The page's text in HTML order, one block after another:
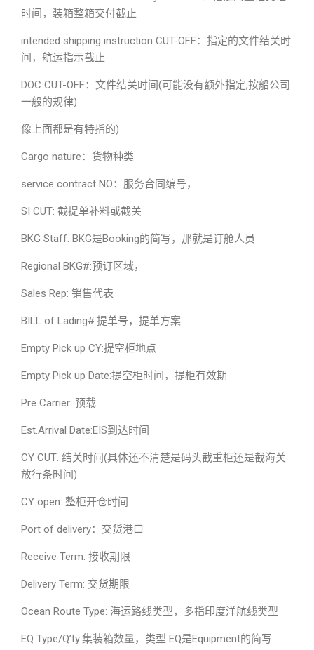
时间，装箱整箱交付截止
intended shipping instruction CUT-OFF：指定的文件结关时
间，航运指示截止
DOC CUT-OFF：文件结关时间(可能没有额外指定,按船公司
一般的规律)
像上面都是有特指的)
Cargo nature：货物种类
service contract NO：服务合同编号，
SI CUT: 截提单补料或截关
BKG Staff: BKG是Booking的简写，那就是订舱人员
Regional BKG#:预订区域，
Sales Rep: 销售代表
BILL of Lading#:提单号，提单方案
Empty Pick up CY:提空柜地点
Empty Pick up Date:提空柜时间，提柜有效期
Pre Carrier: 预载
Est.Arrival Date:EIS到达时间
CY CUT: 结关时间(具体还不清楚是码头截重柜还是截海关
放行条时间)
CY open: 整柜开仓时间
Port of delivery：交货港口
Receive Term: 接收期限
Delivery Term: 交货期限
Ocean Route Type: 海运路线类型，多指印度洋航线类型
EQ Type/Q’ty:集装箱数量，类型 EQ是Equipment的简写